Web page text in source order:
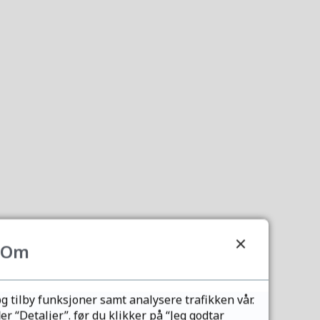
Om
tilby funksjoner samt analysere trafikken vår.
“Detaljer”. før du klikker på “Jeg godtar